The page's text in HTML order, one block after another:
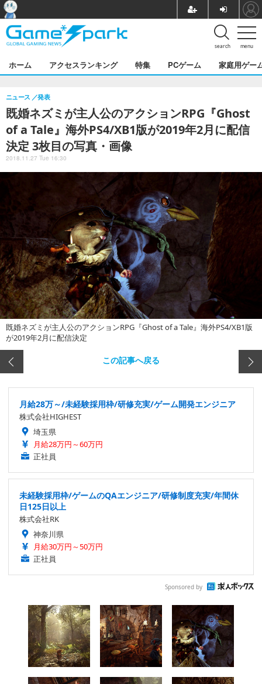
menu
search
ホーム アクセスランキング 特集 PCゲーム 家庭用ゲー
既婚ネズミが主人公のアクションRPG『Ghost
of a Tale』海外PS4/XB1版が2019年2月に配信
決定 3枚目の写真・画像
ニュース 発表
2018.11.27 Tue 16:30
既婚ネズミが主人公のアクションRPG『Ghost of a Tale』海外PS4/XB1版
が2019年2月に配信決定
この記事へ戻る
月給28万～/未経験採用枠/研修充実/ゲーム開発エンジニア
株式会社HIGHEST
埼玉県
月給28万円～60万円
正社員
未経験採用枠/ゲームのQAエンジニア/研修制度充実/年間休
日125日以上
株式会社RK
神奈川県
月給30万円～50万円
正社員
Sponsored by